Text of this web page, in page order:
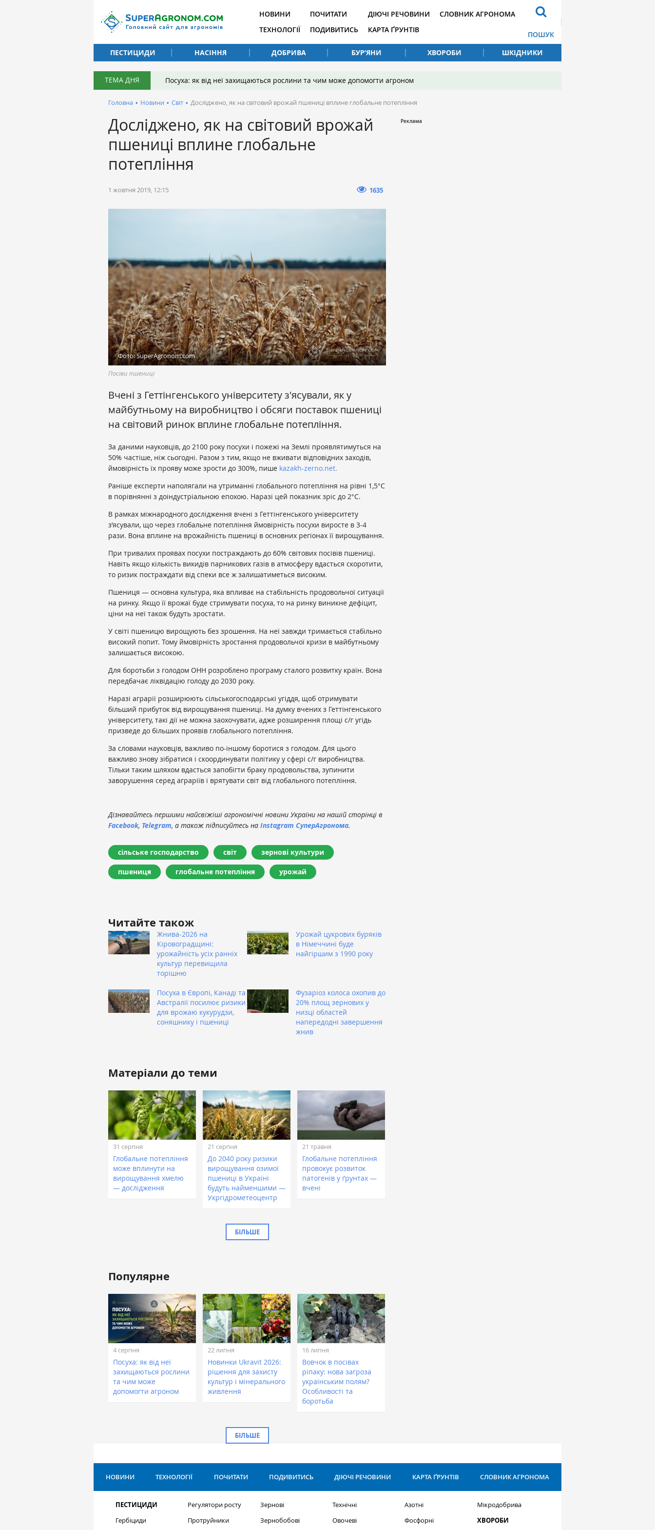
НОВИНИ
ТЕХНОЛОГІЇ
ПОЧИТАТИ
ПОДИВИТИСЬ
ДІЮЧІ РЕЧОВИНИ
КАРТА ҐРУНТІВ
СЛОВНИК АГРОНОМА
ПОШУК
ПЕСТИЦИДИ
НАСІННЯ ДОБРИВА БУР’ЯНИ ХВОРОБИ ШКІДНИКИ
ТЕМА ДНЯ Посуха: як від неї захищаються рослини та чим може допомогти агроном
Головна • Новини • Світ • Досліджено, як на світовий врожай пшениці вплине глобальне потепління
Досліджено, як на світовий врожай
пшениці вплине глобальне
потепління
1 жовтня 2019, 12:15 1635
Фото: SuperAgronom.com
Посіви пшениці
Вчені з Геттінгенського університету з'ясували, як у
майбутньому на виробництво і обсяги поставок пшениці
на світовий ринок вплине глобальне потепління.
За даними науковців, до 2100 року посухи і пожежі на Землі проявлятимуться на
50% частіше, ніж сьогодні. Разом з тим, якщо не вживати відповідних заходів,
ймовірність їх прояву може зрости до 300%, пише kazakh-zerno.net.
Раніше експерти наполягали на утриманні глобального потепління на рівні 1,5°C
в порівнянні з доіндустріальною епохою. Наразі цей показник зріс до 2°C.
В рамках міжнародного дослідження вчені з Геттінгенського університету
з’ясували, що через глобальне потепління ймовірність посухи виросте в 3-4
рази. Вона вплине на врожайність пшениці в основних регіонах її вирощування.
При тривалих проявах посухи постраждають до 60% світових посівів пшениці.
Навіть якщо кількість викидів парникових газів в атмосферу вдасться скоротити,
то ризик постраждати від спеки все ж залишатиметься високим.
Пшениця — основна культура, яка впливає на стабільність продовольчої ситуації
на ринку. Якщо її врожаї буде стримувати посуха, то на ринку виникне дефіцит,
ціни на неї також будуть зростати.
У світі пшеницю вирощують без зрошення. На неї завжди тримається стабільно
високий попит. Тому ймовірність зростання продовольчої кризи в майбутньому
залишається високою.
Для боротьби з голодом ОНН розроблено програму сталого розвитку країн. Вона
передбачає ліквідацію голоду до 2030 року.
Наразі аграрії розширюють сільськогосподарські угіддя, щоб отримувати
більший прибуток від вирощування пшениці. На думку вчених з Геттінгенського
університету, такі дії не можна заохочувати, адже розширення площі с/г угідь
призведе до більших проявів глобального потепління.
За словами науковців, важливо по-іншому боротися з голодом. Для цього
важливо знову зібратися і скоординувати політику у сфері с/г виробництва.
Тільки таким шляхом вдасться запобігти браку продовольства, зупинити
заворушення серед аграріїв і врятувати світ від глобального потепління.
Дізнавайтесь першими найсвіжіші агрономічні новини України на нашій сторінці в
Facebook, Telegram, а також підписуйтесь на Instagram СуперАгронома.
сільське господарство світ зернові культури
пшениця глобальне потепління урожай
Читайте також
Жнива-2026 на
Кіровоградщині:
урожайність усіх ранніх
культур перевищила
торішню
Урожай цукрових буряків
в Німеччині буде
найгіршим з 1990 року
Посуха в Європі, Канаді та
Австралії посилює ризики
для врожаю кукурудзи,
соняшнику і пшениці
Фузаріоз колоса охопив до
20% площ зернових у
низці областей
напередодні завершення
жнив
Матеріали до теми
31 серпня
Глобальне потепління
може вплинути на
вирощування хмелю
— дослідження
21 серпня
До 2040 року ризики
вирощування озимої
пшениці в Україні
будуть найменшими —
Укргідрометеоцентр
21 травня
Глобальне потепління
провокує розвиток
патогенів у ґрунтах —
вчені
БІЛЬШЕ
Популярне
4 серпня
Посуха: як від неї
захищаються рослини
та чим може
допомогти агроном
22 липня
Новинки Ukravit 2026:
рішення для захисту
культур і мінерального
живлення
16 липня
Вовчок в посівах
ріпаку: нова загроза
українським полям?
Особливості та
боротьба
БІЛЬШЕ
НОВИНИ ТЕХНОЛОГІЇ ПОЧИТАТИ ПОДИВИТИСЬ ДІЮЧІ РЕЧОВИНИ КАРТА ҐРУНТІВ СЛОВНИК АГРОНОМА
ПЕСТИЦИДИ
Гербіциди
Регулятори росту
Протруйники
Зернові
Зернобобові
Технічні
Овочеві
Азотні
Фосфорні
Мікродобрива
ХВОРОБИ